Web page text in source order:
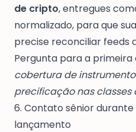
de cripto, entregues
normalizado, para que
precise reconciliar feeds
Pergunta para a primeira
cobertura de
precificação nas classes
6. Contato sênior
lançamento